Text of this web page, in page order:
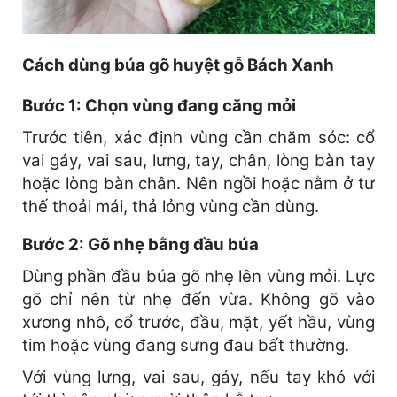
Cách dùng búa gõ huyệt gỗ Bách Xanh
Bước 1: Chọn vùng đang căng mỏi
Trước tiên, xác định vùng cần chăm sóc: cổ
vai gáy, vai sau, lưng, tay, chân, lòng bàn tay
hoặc lòng bàn chân. Nên ngồi hoặc nằm ở tư
thế thoải mái, thả lỏng vùng cần dùng.
Bước 2: Gõ nhẹ bằng đầu búa
Dùng phần đầu búa gõ nhẹ lên vùng mỏi. Lực
gõ chỉ nên từ nhẹ đến vừa. Không gõ vào
xương nhô, cổ trước, đầu, mặt, yết hầu, vùng
tim hoặc vùng đang sưng đau bất thường.
Với vùng lưng, vai sau, gáy, nếu tay khó với